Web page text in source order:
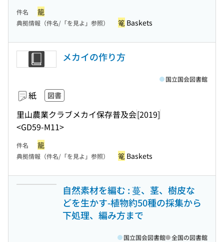
件名 籠
典拠情報（件名/「を見よ」参照） 篭 Baskets
メカイの作り方
紙 図書
里山農業クラブメカイ保存普及会[2019]
<GD59-M11>
国立国会図書館
件名 籠
典拠情報（件名/「を見よ」参照） 篭 Baskets
自然素材を編む : 蔓、茎、樹皮な
どを生かす-植物約50種の採集から
下処理、編み方まで
国立国会図書館 全国の図書館